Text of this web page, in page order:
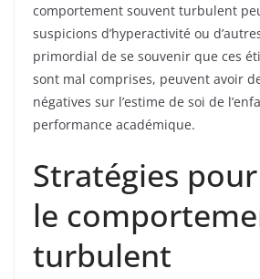
comportement souvent turbulent
suspicions d’hyperactivité ou
primordial de se souvenir que ces
sont mal comprises, peuvent avoir
négatives sur l’estime de soi de
performance académique.
Stratégies
le
turbulent